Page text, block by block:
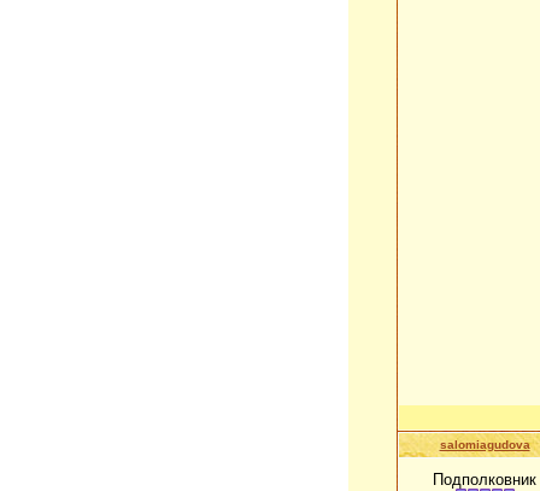
salomiagudova
Подполковник